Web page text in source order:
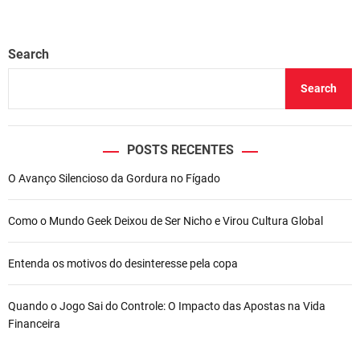
Search
Search
POSTS RECENTES
O Avanço Silencioso da Gordura no Fígado
Como o Mundo Geek Deixou de Ser Nicho e Virou Cultura Global
Entenda os motivos do desinteresse pela copa
Quando o Jogo Sai do Controle: O Impacto das Apostas na Vida
Financeira